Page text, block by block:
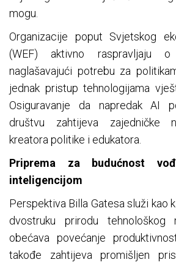
mogu.
Organizacije poput Svjetskog
(WEF) aktivno raspravljaju
naglašavajući potrebu za
jednak pristup tehnologijama
Osiguravanje da napredak AI
društvu zahtijeva zajedničke
kreatora politike i edukatora.
Priprema za budućnost
inteligencijom
Perspektiva Billa Gatesa služi kao
dvostruku prirodu tehnološkog
obećava povećanje
takođe zahtijeva promišljen